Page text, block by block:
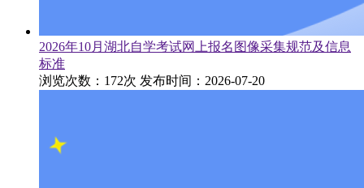
2026年10月湖北自学考试网上报名图像采集规范及信息
标准
浏览次数：172次 发布时间：2026-07-20